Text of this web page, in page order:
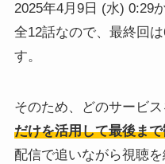
2025年4月9日 (水) 0:29
全12話なので、最終回
す。
そのため、どのサービ
だけを活用して最後ま
配信で追いながら視聴